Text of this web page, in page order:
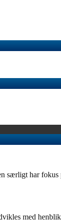
særligt har fokus
med